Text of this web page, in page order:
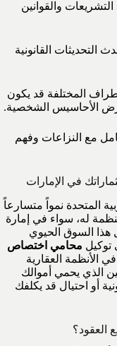
والقوانين
التحديثات القانونية
المختلفة قد يكون
الأحاسيس الشخصية.
مع النزاعات وفهم
في الإمارات
المتحدة نمواً متسارعاً
له، سواء في إمارة
هذا السوق الحيوي
توكيل محامي اختصاص
الأنظمة العقارية
الذي يحمي أموالك
أو احتيال قد يكلفك
العقود؟